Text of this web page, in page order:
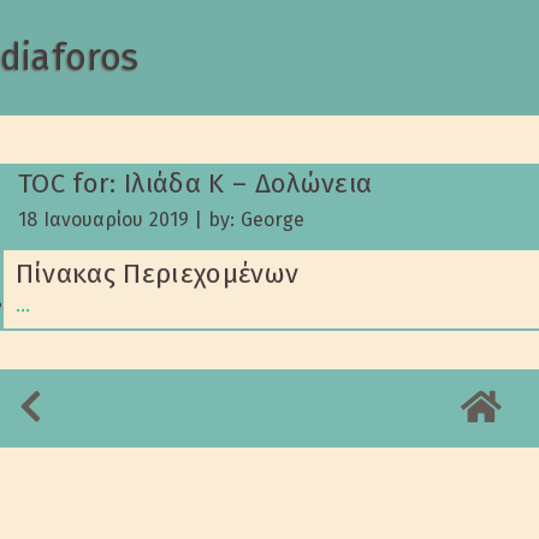
diaforos
TOC for: Ιλιάδα Κ – Δολώνεια
18 Ιανουαρίου 2019 by: George
Πίνακας Περιεχομένων
…